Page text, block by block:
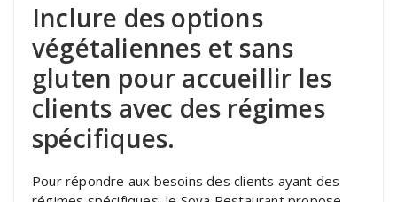
Inclure des options
végétaliennes et sans
gluten pour accueillir les
clients avec des régimes
spécifiques.
Pour répondre aux besoins des clients ayant des